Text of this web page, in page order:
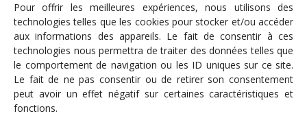
Pour offrir les meilleures expériences, nous utilisons des
technologies telles que les cookies pour stocker et/ou accéder
aux informations des appareils. Le fait de consentir à ces
technologies nous permettra de traiter des données telles que
le comportement de navigation ou les ID uniques sur ce site.
Le fait de ne pas consentir ou de retirer son consentement
peut avoir un effet négatif sur certaines caractéristiques et
fonctions.
Radio Judaica Strasbourg
Tous droits réservés
RADIO JUDAÏCA
ÉMISSIONS ET GRILLE DES PROGRAMMES